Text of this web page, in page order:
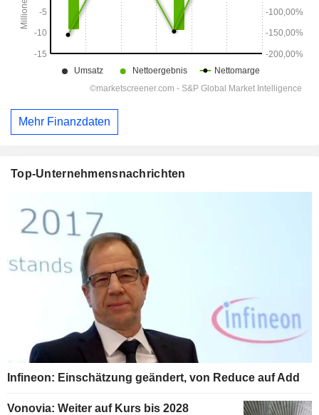
Mehr Finanzdaten
Top-Unternehmensnachrichten
Infineon: Einschätzung geändert, von Reduce auf Add
Vonovia: Weiter auf Kurs bis 2028